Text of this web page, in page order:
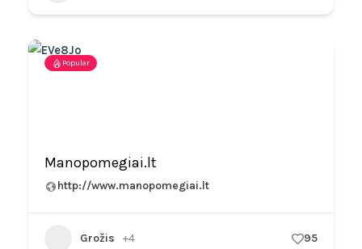
Popular
Manopomegiai.lt
http://www.manopomegiai.lt
Grožis +4 95